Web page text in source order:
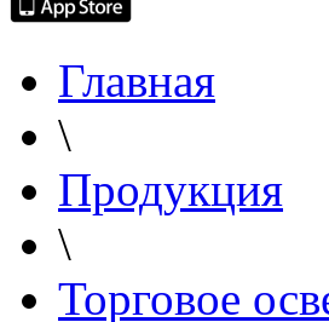
Главная
\
Продукция
\
Торговое